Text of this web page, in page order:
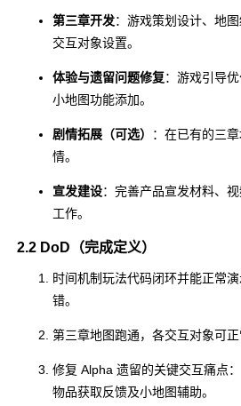
第三章开发：游戏策划设计、地
交互对象设置。
体验与遗留问题修复：游戏引导
小地图功能添加。
剧情拓展（可选）
：在已有的三
情。
宣发建设：完善产品宣发材料、
工作。
2.2 DoD（完成定义）
时间机制玩法代码闭环并能正常
错。
第三章地图跑通，各交互对象可正
修复 Alpha 遗留的关键交互痛点
物品获取反馈及小地图辅助。